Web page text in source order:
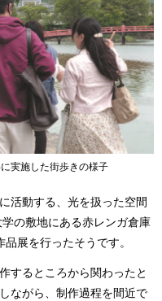
実施した街歩きの様子
活動する、光を扱った空間
の敷地にある赤レンガ倉庫
展を行ったそうです。
するところから関わったと
ながら、制作過程を間近で